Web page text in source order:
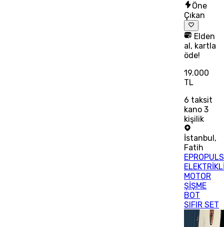
Öne
Çıkan
Elden
al, kartla
öde!
19.000
TL
6 taksit
kano 3
kişilik
İstanbul ,
Fatih
MOTOR
ŞİŞME
BOT
SIFIR SET